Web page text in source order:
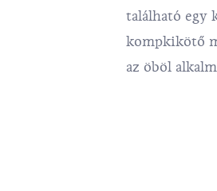
található egy
kompkikötő
az öböl